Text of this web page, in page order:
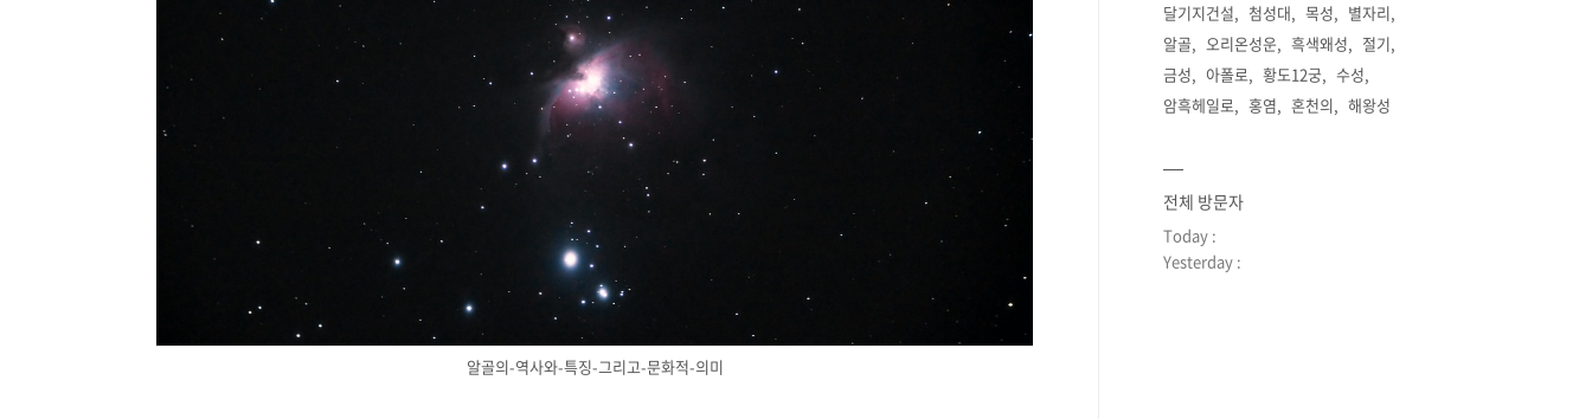
알골의-역사와-특징-그리고-문화적-의미
달기지건설
첨성대 목성
별자리
알골
오리온성운 흑색왜성
절기
금성
아폴로 황도12궁
수성
암흑헤일로
홍염 혼천의 해왕성
전체 방문자
Today :
Yesterday :